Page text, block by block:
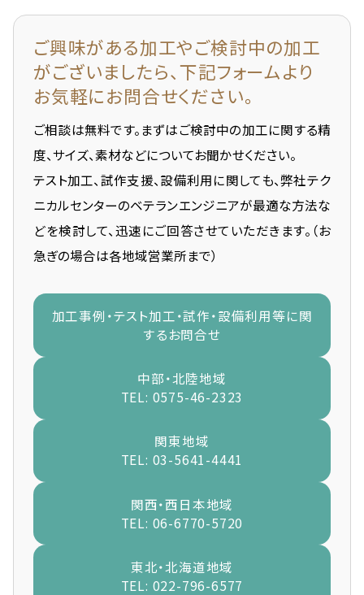
ご興味がある加工やご検討中の加工
がございましたら、下記フォームより
お気軽にお問合せください。
ご相談は無料です。まずはご検討中の加工に関する精
度、サイズ、素材などについてお聞かせください。
テスト加工、試作支援、設備利用に関しても、弊社テク
ニカルセンターのベテランエンジニアが最適な方法な
どを検討して、迅速にご回答させていただきます。（お
急ぎの場合は各地域営業所まで）
加工事例・テスト加工・試作・設備利用等に関
するお問合せ
中部・北陸地域
TEL: 0575-46-2323
関東地域
TEL: 03-5641-4441
関西・西日本地域
TEL: 06-6770-5720
東北・北海道地域
TEL: 022-796-6577